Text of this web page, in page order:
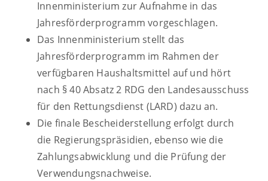
Innenministerium zur Aufnahme in das
Jahresförderprogramm vorgeschlagen.
Das Innenministerium stellt das
Jahresförderprogramm im Rahmen der
verfügbaren Haushaltsmittel auf und hört
nach § 40 Absatz 2 RDG den Landesausschuss
für den Rettungsdienst (LARD) dazu an.
Die finale Bescheiderstellung erfolgt durch
die Regierungspräsidien, ebenso wie die
Zahlungsabwicklung und die Prüfung der
Verwendungsnachweise.